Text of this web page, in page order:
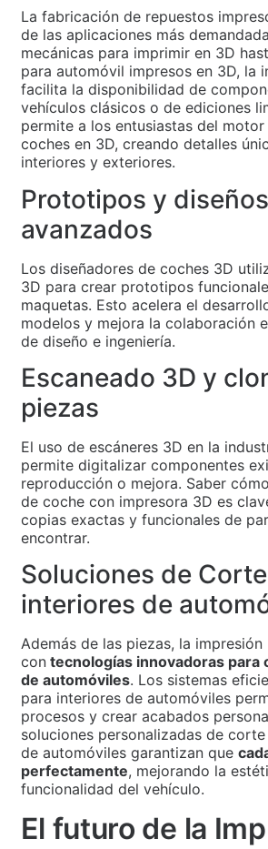
La fabricación de repuestos
de las aplicaciones más
mecánicas para imprimir en 3D
para automóvil impresos en 3D, la
facilita la disponibilidad de
vehículos clásicos o de ediciones
permite a los entusiastas del
coches en 3D, creando detalles
interiores y exteriores.
Prototipos y diseños
avanzados
Los diseñadores de coches 3D
3D para crear prototipos
maquetas. Esto acelera el
modelos y mejora la colaboración
de diseño e ingeniería.
Escaneado 3D y
piezas
El uso de escáneres 3D en la
permite digitalizar componentes
reproducción o mejora. Saber
de coche con impresora 3D es
copias exactas y funcionales de
encontrar.
Soluciones de
interiores de
Además de las piezas, la
con tecnologías innovadoras
de automóviles. Los sistemas
para interiores de automóviles
procesos y crear acabados
soluciones personalizadas de
de automóviles garantizan que
perfectamente, mejorando la
funcionalidad del vehículo.
El futuro de la